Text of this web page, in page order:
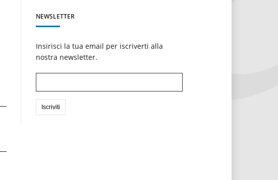
NEWSLETTER
Insirisci la tua email per iscriverti alla
nostra newsletter.